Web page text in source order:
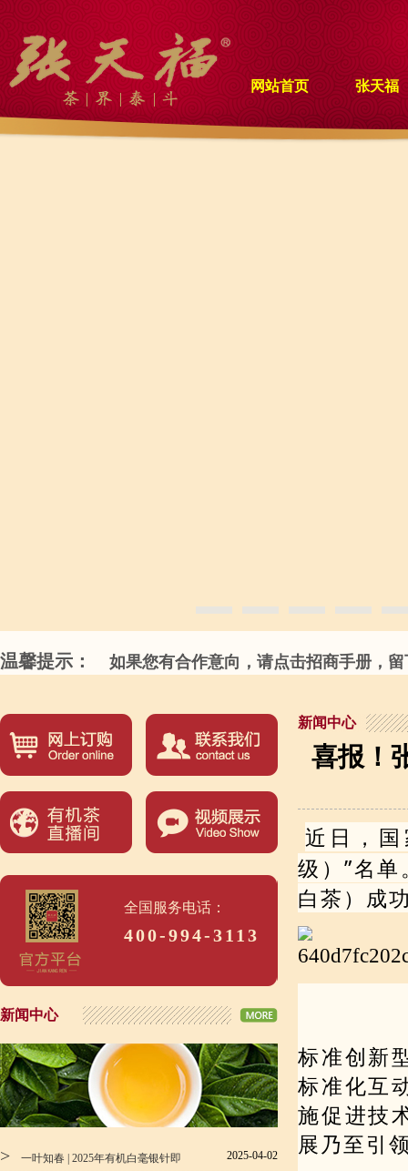
网站首页 张天福
温馨提示： 如果您有合作意向，请点击招商手册，
全国服务电话：
400-994-3113
新闻中心
> 一叶知春 | 2025年有机白毫银针即 2025-04-02
新闻中心
喜报！
近日，
级）”名
白茶）成
标准创新
标准化互
施促进技
展乃至引